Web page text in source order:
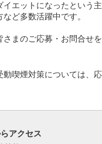
イエットになったという
など多数活躍中です。
さまのご応募・お問合せ
動喫煙対策については、
アクセス